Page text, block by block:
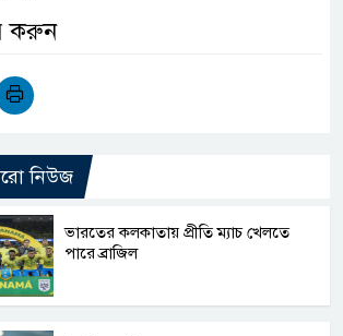
করুন
নিউজ
ভারতের কলকাতায় প্রীতি ম্যাচ খেলতে
পারে ব্রাজিল